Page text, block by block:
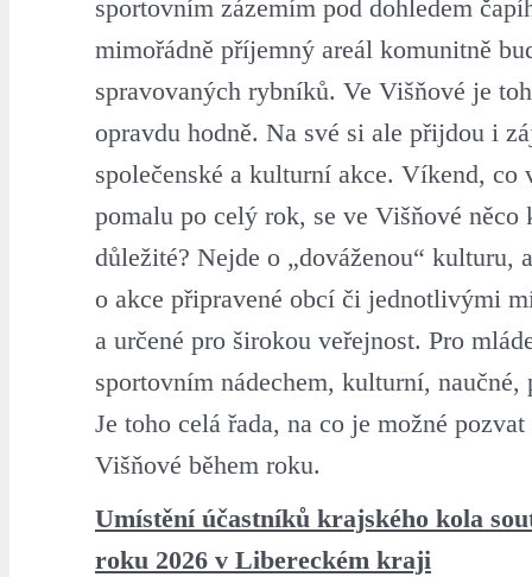
sportovním zázemím pod dohledem
mimořádně příjemný areál komunitně
spravovaných rybníků. Ve Višňové je
opravdu hodně. Na své si ale přijdou i
společenské a kulturní akce. Víkend, co
pomalu po celý rok, se ve Višňové něco
důležité? Nejde o „dováženou“ kulturu,
o akce připravené obcí či jednotlivými
a určené pro širokou veřejnost. Pro
sportovním nádechem, kulturní,
Je toho celá řada, na co je možné
Višňové během roku.
Umístění účastníků krajského kola
roku 2026 v Libereckém kraji